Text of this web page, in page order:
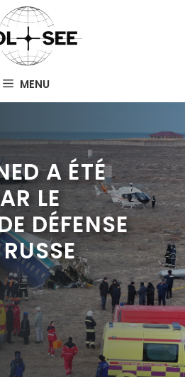
MENU
A ÉTÉ
LE
DÉFENSE